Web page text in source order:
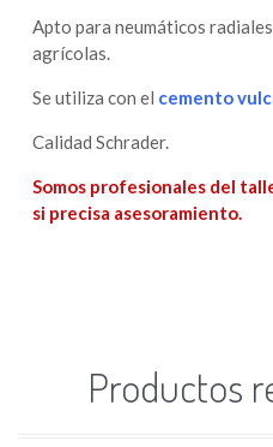
Apto para neumáticos
agrícolas.
Se utiliza con el cemento
Calidad Schrader.
Somos profesionales del
si precisa asesoramiento.
Productos